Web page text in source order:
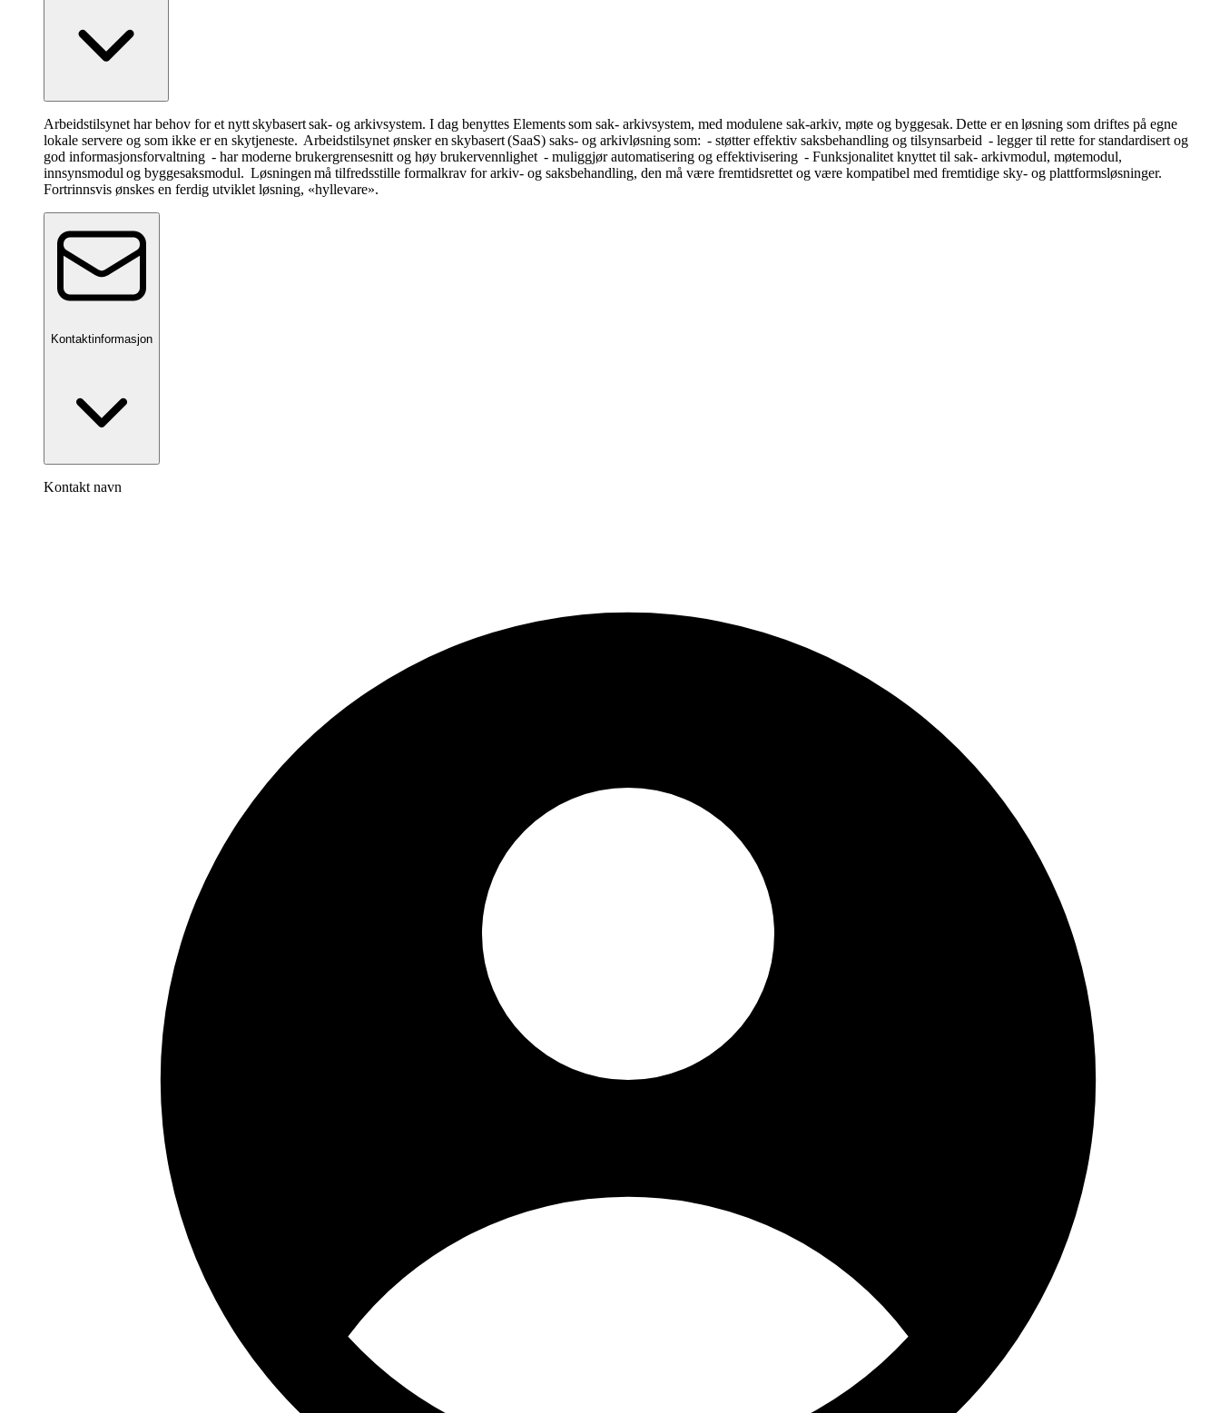
Arbeidstilsynet har behov for et nytt skybasert sak- og arkivsystem. I dag benyttes Elements som sak- arkivsystem, med modulene sak-arkiv, møte og byggesak. Dette er en løsning som driftes på egne
lokale servere og som ikke er en skytjeneste. Arbeidstilsynet ønsker en skybasert (SaaS) saks- og arkivløsning som: - støtter effektiv saksbehandling og tilsynsarbeid - legger til rette for standardisert og
god informasjonsforvaltning - har moderne brukergrensesnitt og høy brukervennlighet - muliggjør automatisering og effektivisering - Funksjonalitet knyttet til sak- arkivmodul, møtemodul,
innsynsmodul og byggesaksmodul. Løsningen må tilfredsstille formalkrav for arkiv- og saksbehandling, den må være fremtidsrettet og være kompatibel med fremtidige sky- og plattformsløsninger.
Fortrinnsvis ønskes en ferdig utviklet løsning, «hyllevare».
Kontaktinformasjon
Kontakt navn